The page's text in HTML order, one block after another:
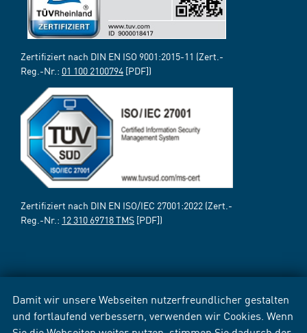
Damit wir unsere Webseiten nutzerfreundlicher gestalten
und fortlaufend verbessern, verwenden wir Cookies. Wenn
Zertifiziert nach DIN EN ISO 9001:2015-11 (Zert.-
Reg.-Nr.: 01 100 2100794 [PDF])
Zertifiziert nach DIN EN ISO/IEC 27001:2022 (Zert.-
Reg.-Nr.: 12 310 69718 TMS [PDF])